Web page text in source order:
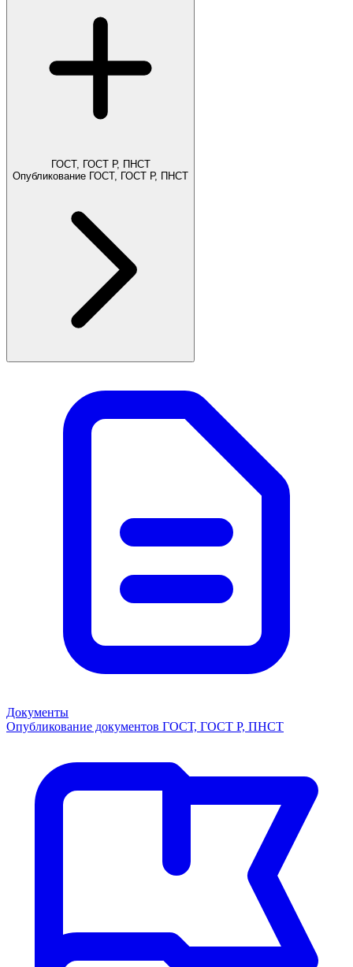
ГОСТ, ГОСТ Р, ПНСТ
Опубликование ГОСТ, ГОСТ Р, ПНСТ
Документы
Опубликование документов ГОСТ, ГОСТ Р, ПНСТ